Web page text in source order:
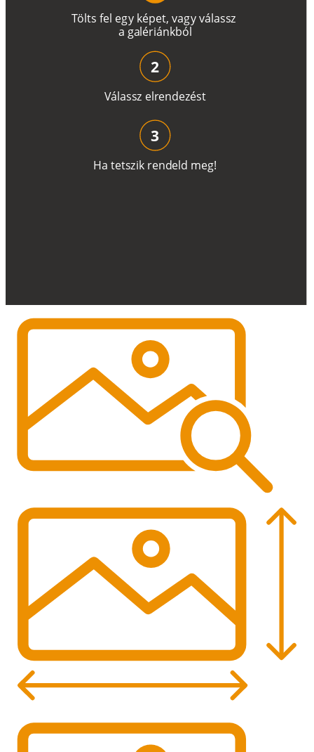
Tölts fel egy képet, vagyválassz
a galériánkból
Válassz elrendezést
2
Ha tetszik rendeld meg!
3